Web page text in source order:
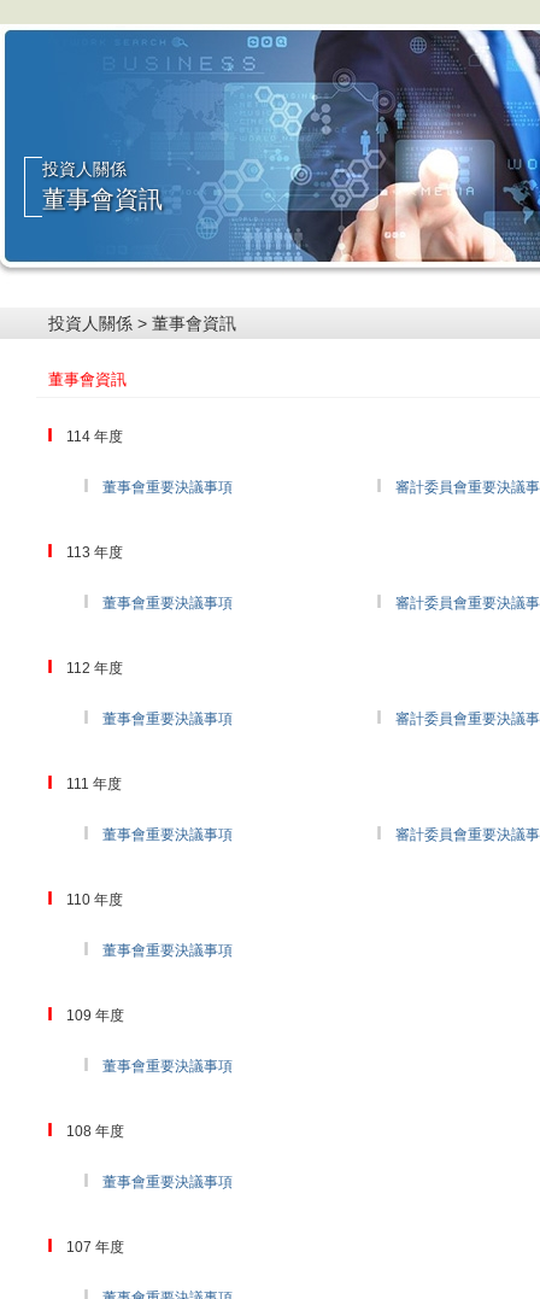
投資人關係
董事會資訊
投資人關係 > 董事會資訊
董事會資訊
114 年度
董事會重要決議事項 審計委員會重要決議
113 年度
董事會重要決議事項 審計委員會重要決議
112 年度
董事會重要決議事項 審計委員會重要決議
111 年度
董事會重要決議事項 審計委員會重要決議
110 年度
董事會重要決議事項
109 年度
董事會重要決議事項
108 年度
董事會重要決議事項
107 年度